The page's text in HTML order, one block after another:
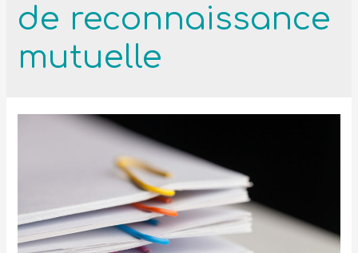
de reconnaissance
mutuelle